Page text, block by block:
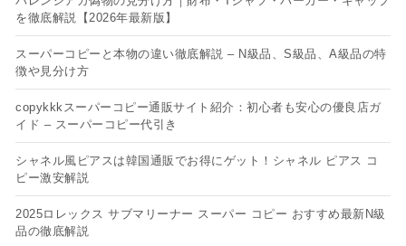
を徹底解説【2026年最新版】
スーパーコピーと本物の違い徹底解説 – N級品、S級品、A級品の特
徴や見分け方
copykkkスーパーコピー通販サイト紹介：初心者も安心の優良店ガ
イド – スーパーコピー代引き
シャネル風ピアスは韓国通販でお得にゲット！シャネル ピアス コ
ピー​激安解説
2025ロレックス サブマリーナー スーパー コピー おすすめ最新N級
品の徹底解説